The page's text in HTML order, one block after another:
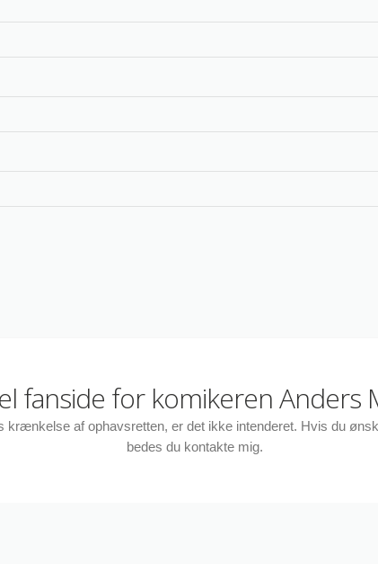
fanside for komikeren Anders
krænkelse af ophavsretten, er det ikke intenderet. Hvis du
bedes du kontakte mig.